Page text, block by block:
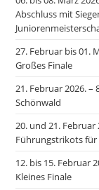
Abschluss mit
27. Februar bis 01.
Großes Finale
21. Februar 2026. –
Schönwald
20. und 21.
Führungstrikots für
12. bis 15. Februar
Kleines Finale